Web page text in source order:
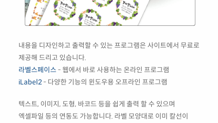
내용을 디자인하고 출력할 수 있는 프로그램은 사이트에서 무료로
제공해 드리고 있습니다.
라벨스페이스 - 웹에서 바로 사용하는 온라인 프로그램
iLabel2- 다양한 기능의 윈도우용 오프라인 프로그램
텍스트, 이미지, 도형, 바코드 등을 쉽게 출력 할 수 있으며
엑셀파일 등의 연동도 가능합니다. 라벨 모양대로 이미 칼선이